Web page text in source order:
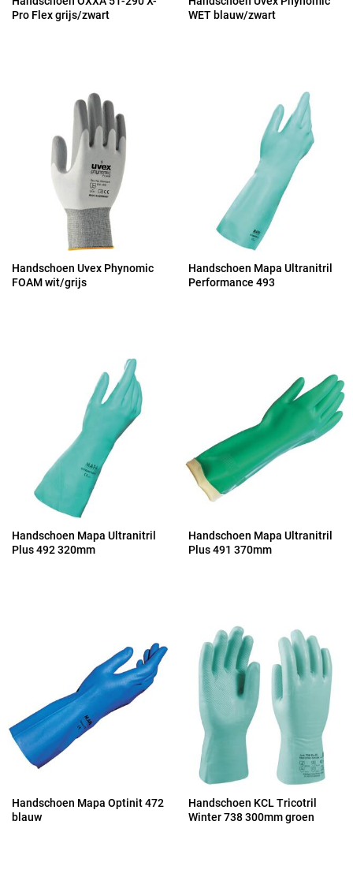
Pro Flex grijs/zwart
WET blauw/zwart
Handschoen Uvex Phynomic
FOAM wit/grijs
Handschoen Mapa Ultranitril
Performance 493
Handschoen Mapa Ultranitril
Plus 492 320mm
Handschoen Mapa Ultranitril
Plus 491 370mm
Handschoen Mapa Optinit 472
blauw
Handschoen KCL Tricotril
Winter 738 300mm groen